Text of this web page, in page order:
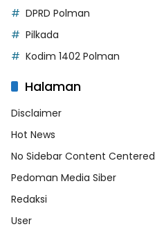
DPRD Polman
Pilkada
Kodim 1402 Polman
Halaman
Disclaimer
Hot News
No Sidebar Content Centered
Pedoman Media Siber
Redaksi
User